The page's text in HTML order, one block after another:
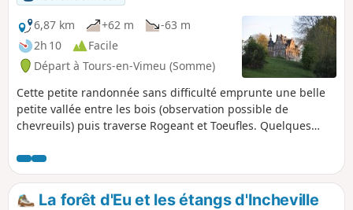
6,87 km
+62 m
-63 m
2h 10
Facile
Départ à Tours-en-Vimeu (Somme)
Cette petite randonnée sans difficulté emprunte une belle
petite vallée entre les bois (observation possible de
chevreuils) puis traverse Rogeant et Toeufles. Quelques
Rogeant et de Toeufles sont à remarquer. La remontée sur
le plateau permet un beau point de vue sur la vallée de la
Trie, avant le retour vers Houdent.
La forêt d'Eu et les étangs d'Incheville